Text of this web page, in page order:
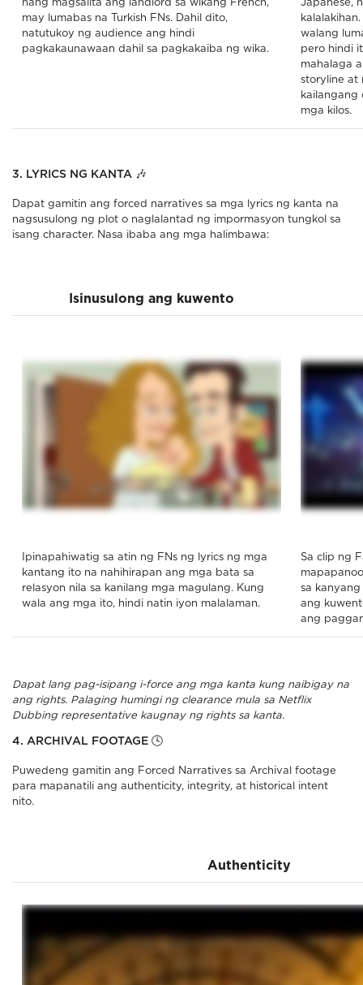
nang magsalita ang landlord sa wikang French,
may lumabas na Turkish FNs. Dahil dito,
natutukoy ng audience ang hindi
pagkakaunawaan dahil sa pagkakaiba ng wika.
Japanese,
walang
pero hindi
mahalaga
storyline at
kailangang
mga kilos.
3. LYRICS NG KANTA 🎶
Dapat gamitin ang forced narratives sa mga lyrics ng kanta na
nagsusulong ng plot o naglalantad ng impormasyon tungkol sa
isang character. Nasa ibaba ang mga halimbawa:
Isinusulong ang kuwento
Ipinapahiwatig sa atin ng FNs ng lyrics ng mga
kantang ito na nahihirapan ang mga bata sa
relasyon nila sa kanilang mga magulang. Kung
wala ang mga ito, hindi natin iyon malalaman.
Sa clip ng
sa kanyang
ang
ang
Dapat lang pag-isipang i-force ang mga kanta kung naibigay na
ang rights. Palaging humingi ng clearance mula sa Netflix
Dubbing representative kaugnay ng rights sa kanta.
4. ARCHIVAL FOOTAGE 🕓
Puwedeng gamitin ang Forced Narratives sa Archival footage
para mapanatili ang authenticity, integrity, at historical intent
nito.
Authenticity